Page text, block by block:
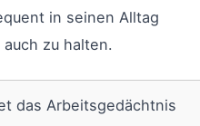
in seinen Alltag
zu halten.
das Arbeitsgedächtnis